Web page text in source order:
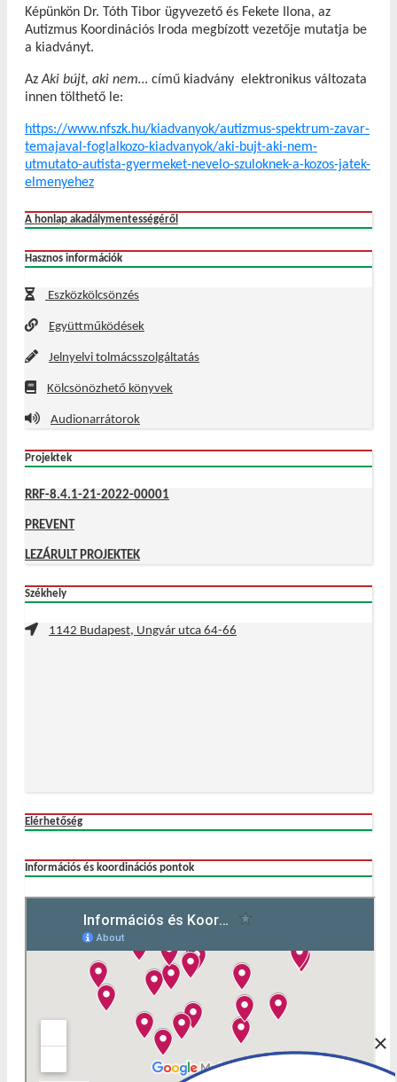
×
Képünkön Dr. Tóth Tibor ügyvezető és Fekete Ilona, az
Autizmus Koordinációs Iroda megbízott vezetője mutatja be
a kiadványt.
AzAki bújt, aki nem… című kiadvány elektronikus változata
innen tölthető le:
https://www.nfszk.hu/kiadvanyok/autizmus-spektrum-zavar-
temajaval-foglalkozo-kiadvanyok/aki-bujt-aki-nem-
utmutato-autista-gyermeket-nevelo-szuloknek-a-kozos-jatek-
elmenyehez
A honlap akadálymentességéről
Hasznos információk
Eszközkölcsönzés
Együttműködések
Jelnyelvi tolmácsszolgáltatás
Kölcsönözhető könyvek
Audionarrátorok
Projektek
RRF-8.4.1-21-2022-00001
PREVENT
LEZÁRULT PROJEKTEK
Székhely
1142 Budapest, Ungvár utca 64-66
Elérhetőség
Információs és koordinációs pontok